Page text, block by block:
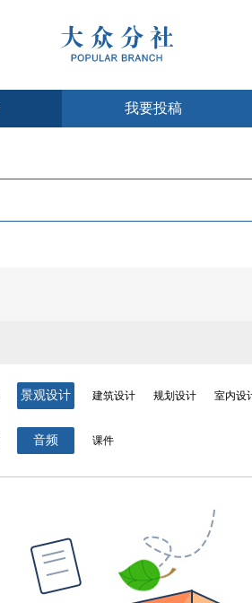
我要投稿
景观设计 建筑设计 规划设计 室内设
音频 课件